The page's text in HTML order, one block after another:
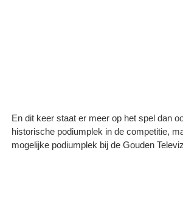
En dit keer staat er meer op het spel dan
historische podiumplek in de competitie,
mogelijke podiumplek bij de Gouden